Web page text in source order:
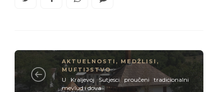
AKTUELNOSTI , MEDŽLISI ,
MUFTIJSTVO
U Kraljevoj Sutjesci proučeni tradicionalni
mevlud i dova